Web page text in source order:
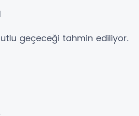
geçeceği tahmin ediliyor.